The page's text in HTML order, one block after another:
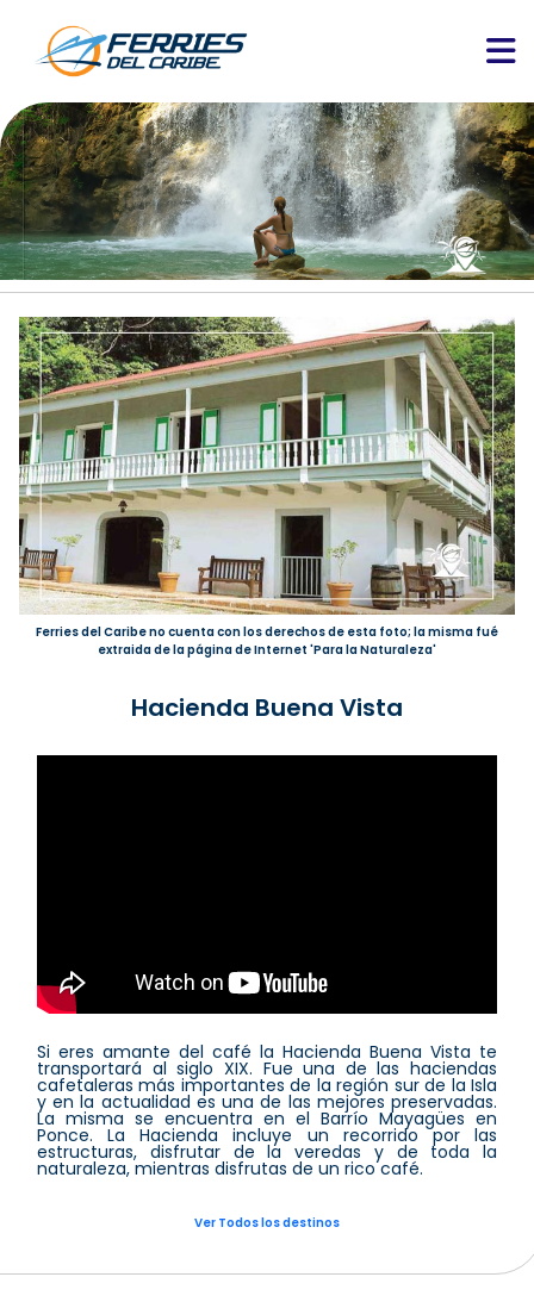
Ferries del Caribe no cuenta con los derechos de esta foto; la misma fué
extraida de la página de Internet 'Para la Naturaleza'
Hacienda Buena Vista
Si eres amante del café la Hacienda Buena Vista te
transportará al siglo XIX. Fue una de las haciendas
cafetaleras más importantes de la región sur de la Isla
y en la actualidad es una de las mejores preservadas.
La misma se encuentra en el Barrío Mayagües en
Ponce. La Hacienda incluye un recorrido por las
estructuras, disfrutar de la veredas y de toda la
naturaleza, mientras disfrutas de un rico café.
Ver Todos los destinos